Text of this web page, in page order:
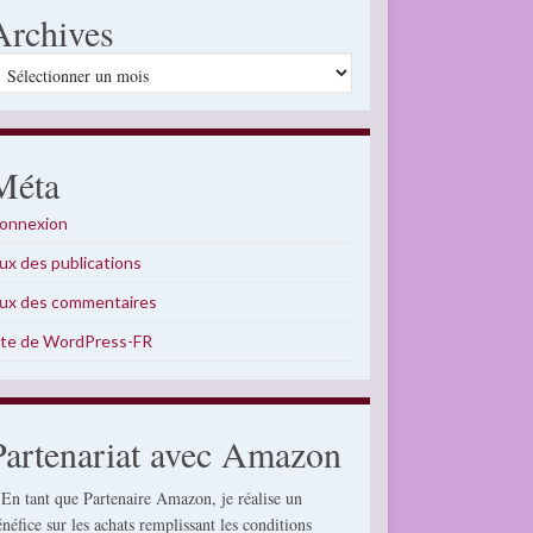
des publications
des commentaires
de WordPress-FR
avec Amazon
tant que Partenaire Amazon, je réalise un
sur les achats remplissant les conditions